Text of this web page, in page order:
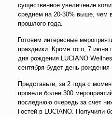
существенное увеличение
среднем на 20-30% выше, чем
прошлого года.
Готовим интересные
праздники. Кроме того, 7 июня
дня рождения LUCIANO
сентября будет день рождения
Представьте, за 2 года с
провели более 300
последнюю очередь за счет
Гостей в LUCIANO. Получили